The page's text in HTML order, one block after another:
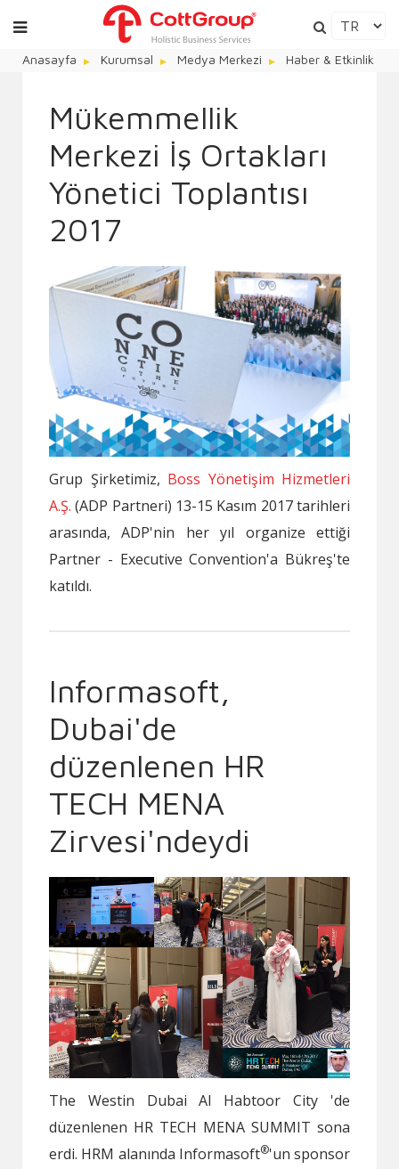
Anasayfa Kurumsal Medya Merkezi Haber & Etkinlik
Mükemmellik
Merkezi İş Ortakları
Yönetici Toplantısı
2017
Grup Şirketimiz, Boss Yönetişim Hizmetleri
A.Ş. (ADP Partneri) 13-15 Kasım 2017 tarihleri
arasında, ADP'nin her yıl organize ettiği
Partner - Executive Convention'a Bükreş'te
katıldı.
Informasoft,
Dubai'de
düzenlenen HR
TECH MENA
Zirvesi'ndeydi
The Westin Dubai Al Habtoor City 'de
düzenlenen HR TECH MENA SUMMIT sona
erdi. HRM alanında Informasoft®'un sponsor